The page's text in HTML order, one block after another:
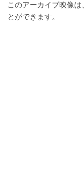
このアーカイブ映像は、
とができます。